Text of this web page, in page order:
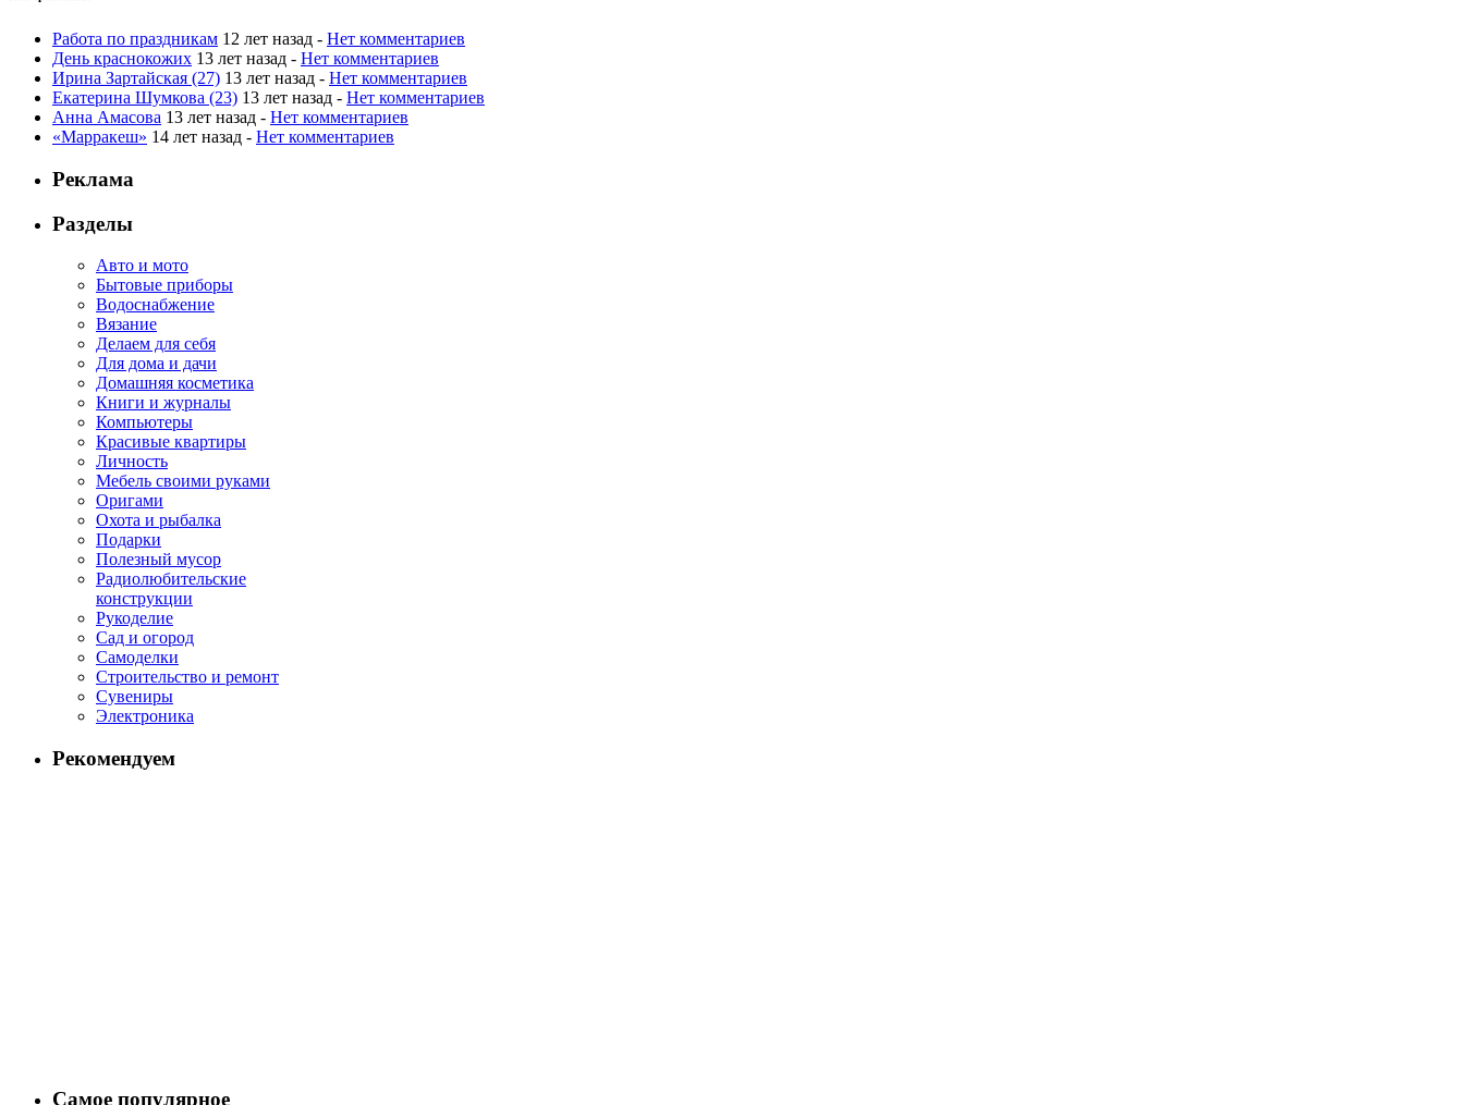
Работа по праздникам 12 лет назад - Нет комментариев
День краснокожих 13 лет назад - Нет комментариев
Ирина Зартайская (27) 13 лет назад - Нет комментариев
Екатерина Шумкова (23) 13 лет назад - Нет комментариев
Анна Амасова 13 лет назад - Нет комментариев
«Марракеш» 14 лет назад - Нет комментариев
Реклама
Разделы
Авто и мото
Бытовые приборы
Водоснабжение
Вязание
Делаем для себя
Для дома и дачи
Домашняя косметика
Книги и журналы
Компьютеры
Красивые квартиры
Личность
Мебель своими руками
Оригами
Охота и рыбалка
Подарки
Полезный мусор
Радиолюбительские
конструкции
Рукоделие
Сад и огород
Самоделки
Строительство и ремонт
Сувениры
Электроника
Рекомендуем
Самое популярное